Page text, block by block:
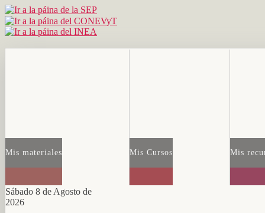
Mis materiales Mis Cursos Mis
Sábado 8 de Agosto de
2026